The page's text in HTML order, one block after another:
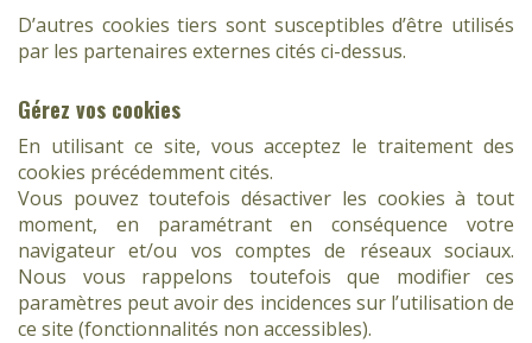
D’autres cookies tiers sont susceptibles d’être utilisés
par les partenaires externes cités ci-dessus.
Gérez vos cookies
En utilisant ce site, vous acceptez le traitement des
cookies précédemment cités.
Vous pouvez toutefois désactiver les cookies à tout
moment, en paramétrant en conséquence votre
navigateur et/ou vos comptes de réseaux sociaux.
Nous vous rappelons toutefois que modifier ces
paramètres peut avoir des incidences sur l’utilisation de
ce site (fonctionnalités non accessibles).